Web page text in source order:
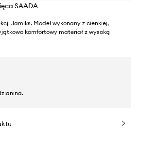
SAADA
Jamiks. Model wykonany z cienkiej,
komfortowy materiał z wysoką